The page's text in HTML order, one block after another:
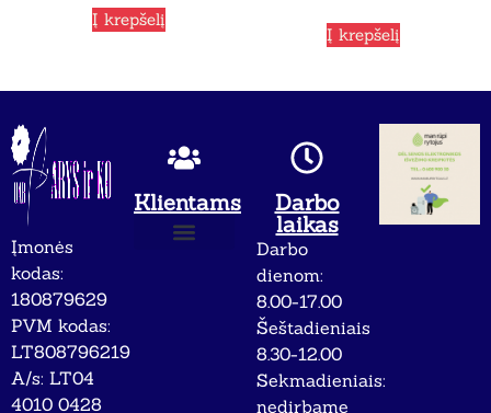
Į krepšelį
Į krepšelį
Įmonės
kodas:
180879629
PVM kodas:
LT808796219
A/s: LT04
4010 0428
Klientams
Darbo
laikas
Darbo
dienom:
8.00-17.00
Šeštadieniais
8.30-12.00
Sekmadieniais:
nedirbame